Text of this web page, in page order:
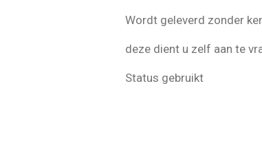
Wordt geleverd zonder
deze dient u zelf aan te
Status gebruikt